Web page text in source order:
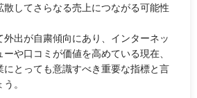
してさらなる売上につながる可能性
出が自粛傾向にあり、インターネッ
ーや口コミが価値を高めている現在、
にとっても意識すべき重要な指標と言
。